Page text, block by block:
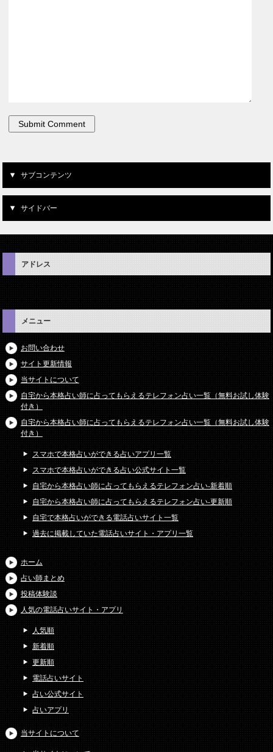
サブコンテンツ
サイドバー
アドレス
メニュー
お問い合わせ
サイト更新情報
当サイトについて
自宅から本格占い師に占ってもらえるテレフォン占い一覧（無料お試し体験
付き）
自宅から本格占い師に占ってもらえるテレフォン占い一覧（無料お試し体験
付き）
スマホで本格占いができる占いアプリ一覧
スマホで本格占いができる占い公式サイト一覧
自宅から本格占い師に占ってもらえるテレフォン占い-新着順
自宅から本格占い師に占ってもらえるテレフォン占い-更新順
自宅で本格占いができる電話占いサイト一覧
過去に掲載していた電話占いサイト・アプリ一覧
ホーム
占い師まとめ
投稿体験談
人気の電話占いサイト・アプリ
人気順
新着順
更新順
電話占いサイト
占い公式サイト
占いアプリ
当サイトについて